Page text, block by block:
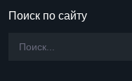
Поиск по сайту